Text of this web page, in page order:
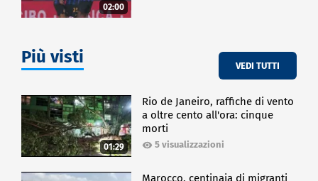
02:00
Più visti VEDI TUTTI
01:29
Rio de Janeiro, raffiche di vento
a oltre cento all'ora: cinque
morti
5 visualizzazioni
Marocco, centinaia di migranti